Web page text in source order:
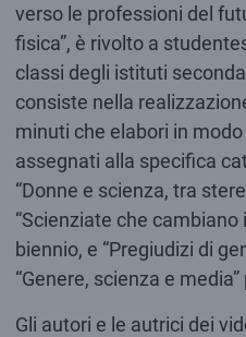
verso le professioni del
fisica”, è rivolto a
classi degli istituti
consiste nella
minuti che elabori in
assegnati alla specifica
“Donne e scienza, tra
“Scienziate che cambiano
biennio, e “Pregiudizi di
“Genere, scienza e
Gli autori e le autrici dei